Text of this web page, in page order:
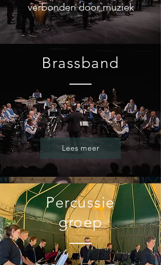
verbonden door muziek
Brassband
Lees meer
Percussie
groep